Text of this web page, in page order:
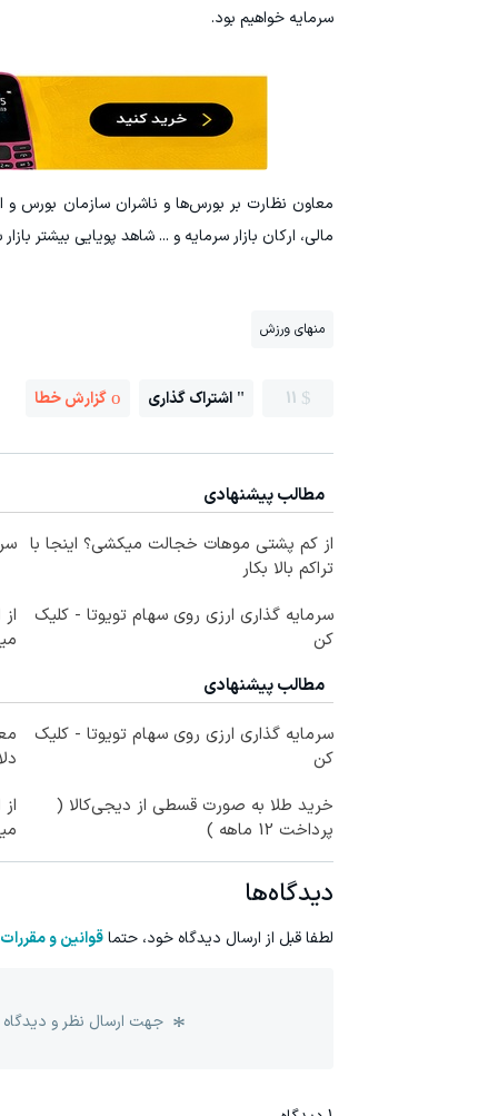
سرمایه خواهیم بود.
معاون نظارت بر بورس‌ها و ناشران سازمان بورس و
مالی، ارکان بازار سرمایه و ... شاهد پویایی بیشتر
منهای ورزش
11 اشتراک گذاری گزارش خطا
مطالب پیشنهادی
از کم پشتی موهات خجالت میکشی؟ اینجا با
تراکم بالا بکار
سرمایه گذاری ارزی روی سهام تویوتا - کلیک
کن
مطالب پیشنهادی
سرمایه گذاری ارزی روی سهام تویوتا - کلیک
کن
خرید طلا به صورت قسطی از دیجی‌کالا (
پرداخت 12 ماهه )
دیدگاه‌ها
لطفا قبل از ارسال دیدگاه خود، حتماقوانین و مقررات
جهت ارسال نظر و